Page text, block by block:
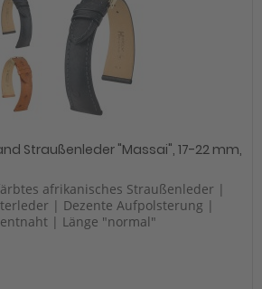
Straußenleder "Massai", 17-22 mm,
afrikanisches Straußenleder |
| Dezente Aufpolsterung |
| Länge "normal"